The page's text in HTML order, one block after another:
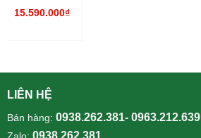
IGW525EM(GB)
15.590.000₫
LIÊN HỆ
Bán hàng: 0938.262.381- 0963.212.639
Zalo: 0938.262.381